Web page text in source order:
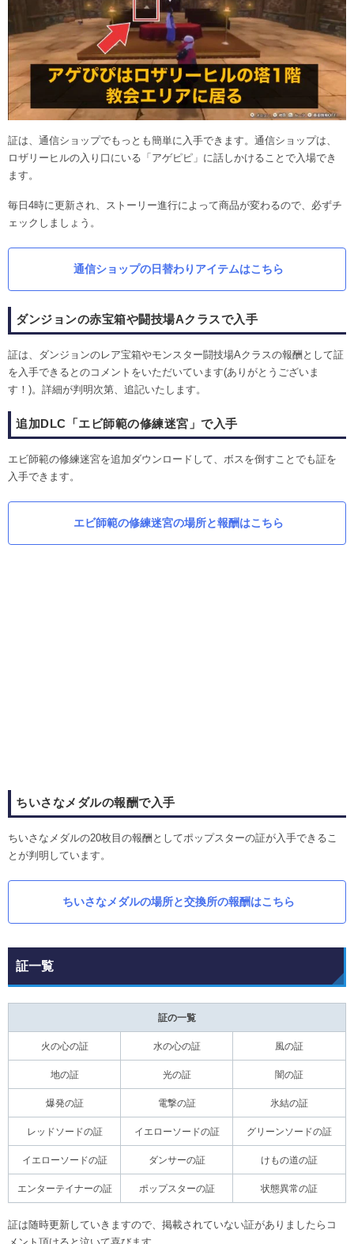
証は、通信ショップでもっとも簡単に入手できます。通信ショップは、
ロザリーヒルの入り口にいる「アゲピピ」に話しかけることで入場でき
ます。
毎日4時に更新され、ストーリー進行によって商品が変わるので、必ずチ
ェックしましょう。
通信ショップの日替わりアイテムはこちら
ダンジョンの赤宝箱や闘技場Aクラスで入手
証は、ダンジョンのレア宝箱やモンスター闘技場Aクラスの報酬として証
を入手できるとのコメントをいただいています(ありがとうございま
す！)。詳細が判明次第、追記いたします。
追加DLC「エビ師範の修練迷宮」で入手
エビ師範の修練迷宮を追加ダウンロードして、ボスを倒すことでも証を
入手できます。
エビ師範の修練迷宮の場所と報酬はこちら
ちいさなメダルの報酬で入手
ちいさなメダルの20枚目の報酬としてポップスターの証が入手できるこ
とが判明しています。
ちいさなメダルの場所と交換所の報酬はこちら
証一覧
証の一覧
火の心の証 水の心の証 風の証
地の証 光の証 闇の証
爆発の証 電撃の証 氷結の証
レッドソードの証 イエローソードの証 グリーンソードの証
イエローソードの証 ダンサーの証 けもの道の証
エンターテイナーの証 ポップスターの証 状態異常の証
証は随時更新していきますので、掲載されていない証がありましたらコ